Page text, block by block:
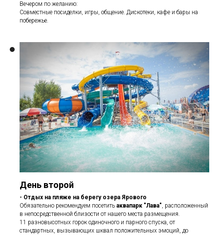
Вечером по желанию:
Совместные посиделки, игры, общение. Дискотеки, кафе и бары на
побережье.
День второй
- Отдых на пляже на берегу озера Ярового
Обязательно рекомендуем посетить аквапарк "Лава", расположенный
в непосредственной близости от нашего места размещения.
11 разновысотных горок одиночного и парного спуска, от
стандартных, вызывающих шквал положительных эмоций, до